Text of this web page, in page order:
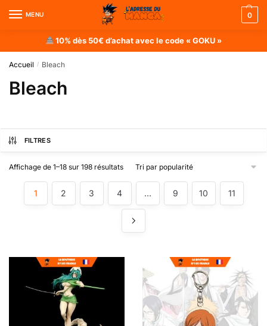
MENU 0
10% dès 50€ d’achat avec le code « GOKU »
Accueil / Bleach
Bleach
FILTRES
Affichage de 1–18 sur 198 résultats
1 2 3 4 … 9 10 11